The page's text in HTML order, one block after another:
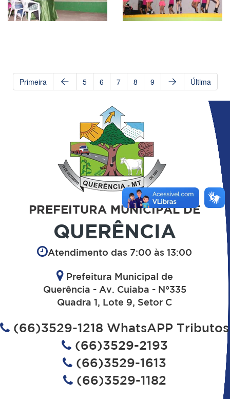
Primeira 5 6 7 8 9 Última
PREFEITURA MUNICIPAL DE
QUERÊNCIA
Atendimento das 7:00 às 13:00
Prefeitura Municipal de
Querência - Av. Cuiaba - N°335
Quadra 1, Lote 9, Setor C
(66)3529-1218 WhatsAPP Tributos
(66)3529-2193
(66)3529-1613
(66)3529-1182